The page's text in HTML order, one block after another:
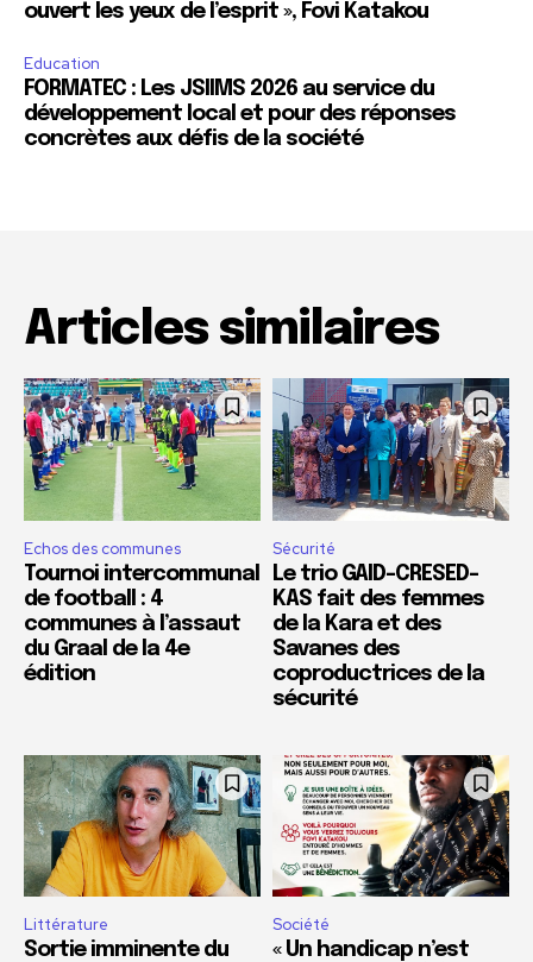
ouvert les yeux de l’esprit », Fovi Katakou
Education
FORMATEC : Les JSIIMS 2026 au service du
développement local et pour des réponses
concrètes aux défis de la société
Articles similaires
Echos des communes
Tournoi intercommunal
de football : 4
communes à l’assaut
du Graal de la 4e
édition
Sécurité
Le trio GAID-CRESED-
KAS fait des femmes
de la Kara et des
Savanes des
coproductrices de la
sécurité
Littérature
Sortie imminente du
Société
« Un handicap n’est